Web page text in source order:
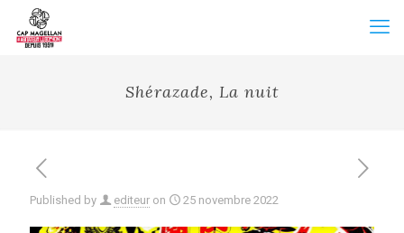
Shérazade, La nuit
Published by editeur on 25 novembre 2022